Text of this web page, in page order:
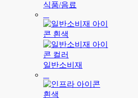
식품/음료
일반소비재